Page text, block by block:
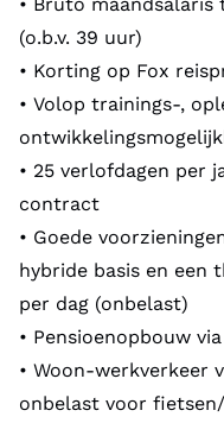
(o.b.v. 39 uur)
• Korting op Fox
• Volop trainings-,
• 25 verlofdagen per
contract
• Goede
hybride basis en een
per dag (onbelast)
• Pensioenopbouw
• Woon-werkverkeer
onbelast voor